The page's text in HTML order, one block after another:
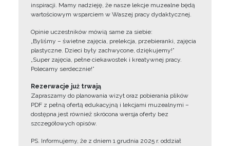
inspiracji. Mamy nadzieję, że nasze lekcje muzealne będą
wartościowym wsparciem w Waszej pracy dydaktycznej.
Opinie uczestników mówią same za siebie:
„Byliśmy – świetne zajęcia, prelekcja, przebieranki, zajęcia
plastyczne. Dzieci były zachwycone, dziękujemy!”
„Super zajęcia, pełne ciekawostek i kreatywnej pracy.
Polecamy serdecznie!”
Rezerwacje już trwają
Zapraszamy do planowania wizyt oraz pobierania plików
PDF z pełną ofertą edukacyjną i lekcjami muzealnymi –
dostępna jest również skrócona wersja oferty bez
szczegółowych opisów.
PS. Informujemy, że z dniem 1 grudnia 2025 r. oddział